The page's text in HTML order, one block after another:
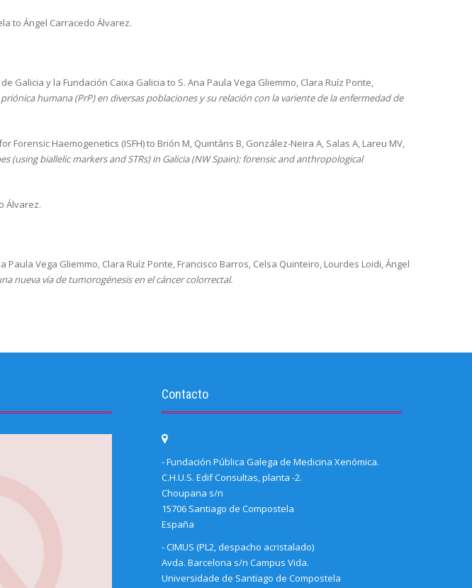
to Ángel Carracedo Álvarez.
Galicia y la Fundación Caixa Galicia to S. Ana Paula Vega Gliemmo, Clara Ruíz Ponte,
humana (PrP) en diversas poblaciones y su relación con la variente de la enfermedad de
Haemogenetics (ISFH) to Brión M, Quintáns B, González-Neira A, Salas A, Lareu MV,
biallelic markers and STRs) in Galicia (NW Spain): forensic and anthropological
Álvarez.
Vega Gliemmo, Clara Ruíz Ponte, Francisco Barros, Celsa Quinteiro, Lourdes Loidi, Ángel
nueva vía de tumorogénesis en el cáncer colorrectal.
Contacto
- Fundación Pública Galega de Medicina Xenómica.
C.H.U.S. Edif Consultas, planta -2.
Choupana s/n
15706 Santiago de Compostela
España
- CIMUS (PL2, despacho acristalado)
Avda. Barcelona s/n Campus Vida.
Universidade de Santiago de Compostela